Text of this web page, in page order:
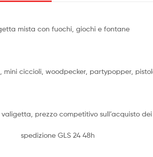
mista con fuochi, giochi e fontane
ciccioli, woodpecker, partypopper,
prezzo competitivo sull’acquisto
spedizione GLS 24 48h